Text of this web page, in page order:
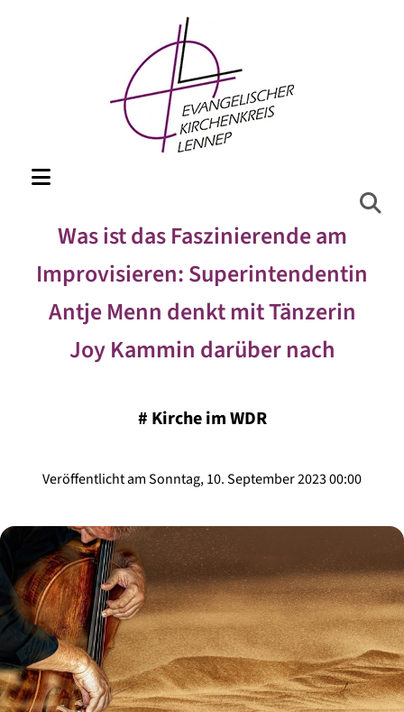
Was ist das Faszinierende am
Improvisieren: Superintendentin
Antje Menn denkt mit Tänzerin
Joy Kammin darüber nach
# Kirche im WDR
Veröffentlicht am Sonntag, 10. September 2023 00:00